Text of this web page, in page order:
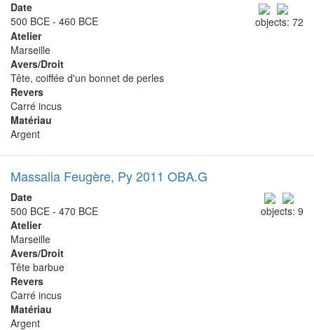
objects: 72
Date
500 BCE - 460 BCE
Atelier
Marseille
Avers/Droit
Tête, coiffée d'un bonnet de perles
Revers
Carré incus
Matériau
Argent
Massalia Feugère, Py 2011 OBA.G
objects: 9
Date
500 BCE - 470 BCE
Atelier
Marseille
Avers/Droit
Tête barbue
Revers
Carré incus
Matériau
Argent